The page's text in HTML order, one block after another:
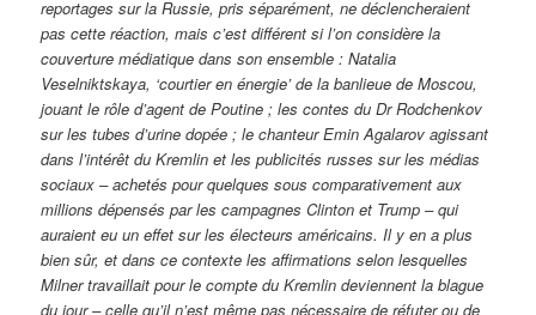
reportages sur la Russie, pris séparément, ne déclencheraient
pas cette réaction, mais c’est différent si l’on considère la
couverture médiatique dans son ensemble : Natalia
Veselniktskaya, ‘courtier en énergie’ de la banlieue de Moscou,
jouant le rôle d’agent de Poutine ; les contes du Dr Rodchenkov
sur les tubes d’urine dopée ; le chanteur Emin Agalarov agissant
dans l’intérêt du Kremlin et les publicités russes sur les médias
sociaux – achetés pour quelques sous comparativement aux
millions dépensés par les campagnes Clinton et Trump – qui
auraient eu un effet sur les électeurs américains. Il y en a plus
bien sûr, et dans ce contexte les affirmations selon lesquelles
Milner travaillait pour le compte du Kremlin deviennent la blague
du jour – celle qu’il n’est même pas nécessaire de réfuter ou de